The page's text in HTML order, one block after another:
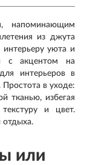
напоминающим
из джута
интерьеру уюта и
с акцентом на
интерьеров в
Простота в уходе:
тканью, избегая
и цвет.
отдыха.
или